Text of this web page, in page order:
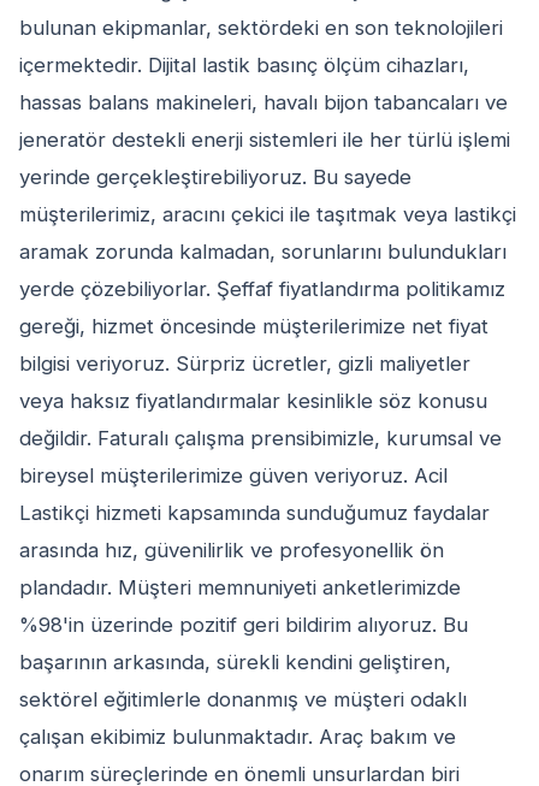
bulunan ekipmanlar, sektördeki en son teknolojileri
içermektedir. Dijital lastik basınç ölçüm cihazları,
hassas balans makineleri, havalı bijon tabancaları ve
jeneratör destekli enerji sistemleri ile her türlü işlemi
yerinde gerçekleştirebiliyoruz. Bu sayede
müşterilerimiz, aracını çekici ile taşıtmak veya lastikçi
aramak zorunda kalmadan, sorunlarını bulundukları
yerde çözebiliyorlar. Şeffaf fiyatlandırma politikamız
gereği, hizmet öncesinde müşterilerimize net fiyat
bilgisi veriyoruz. Sürpriz ücretler, gizli maliyetler
veya haksız fiyatlandırmalar kesinlikle söz konusu
değildir. Faturalı çalışma prensibimizle, kurumsal ve
bireysel müşterilerimize güven veriyoruz. Acil
Lastikçi hizmeti kapsamında sunduğumuz faydalar
arasında hız, güvenilirlik ve profesyonellik ön
plandadır. Müşteri memnuniyeti anketlerimizde
%98'in üzerinde pozitif geri bildirim alıyoruz. Bu
başarının arkasında, sürekli kendini geliştiren,
sektörel eğitimlerle donanmış ve müşteri odaklı
çalışan ekibimiz bulunmaktadır. Araç bakım ve
onarım süreçlerinde en önemli unsurlardan biri